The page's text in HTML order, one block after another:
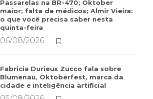
Passarelas na BR-470; Oktober
maior; falta de médicos; Almir Vieira:
o que você precisa saber nesta
quinta-feira
06/08/2026
Fabricia Durieux Zucco fala sobre
Blumenau, Oktoberfest, marca da
cidade e inteligência artificial